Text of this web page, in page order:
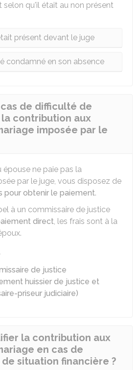
selon qu'il était au non présent
présent devant le juge
condamné en son absence
de difficulté de
contribution aux
imposée par le
épouse ne paie pas la
par le juge, vous disposez de
pour obtenir le paiement.
à un commissaire de justice
direct, les frais sont à la
de justice
huissier de justice et
priseur judiciaire)
la contribution aux
en cas de
situation financière ?